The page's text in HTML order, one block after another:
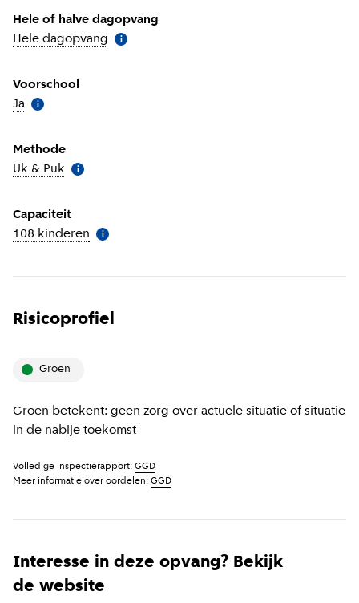
Hele of halve dagopvang
Hele dagopvang Meer informatie
i
Voorschool
Ja Meer informatie
i
Methode
Uk & Puk Meer informatie
i
Capaciteit
108 kinderen Meer informatie
i
Risicoprofiel
groen
Groen betekent: geen zorg over actuele situatie of situatie
in de nabije toekomst
Volledige inspectierapport: GGD
Meer informatie over oordelen: GGD
Interesse in deze opvang? Bekijk
de website